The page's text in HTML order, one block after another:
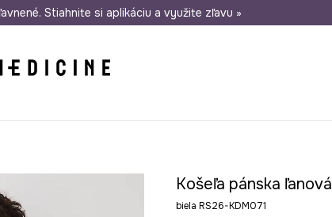
aj do 24 hodín 30 dní na vrátenie tovaru
Stiahnite si aplikáciu a využite zľavu »
Košeľa pánska ľanová
biela RS26-KDM071